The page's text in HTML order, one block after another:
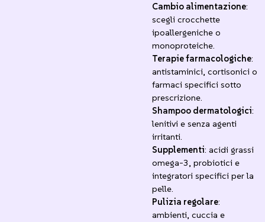
Cambio alimentazione:
scegli crocchette
ipoallergeniche o
monoproteiche.
Terapie farmacologiche:
antistaminici, cortisonici o
farmaci specifici sotto
prescrizione.
Shampoo dermatologici:
lenitivi e senza agenti
irritanti.
Supplementi: acidi grassi
omega-3, probiotici e
integratori specifici per la
pelle.
Pulizia regolare:
ambienti, cuccia e